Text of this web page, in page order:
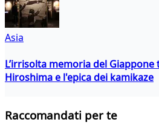
Asia
L’irrisolta memoria del
Hiroshima e l'epica dei kamikaze
Raccomandati per te